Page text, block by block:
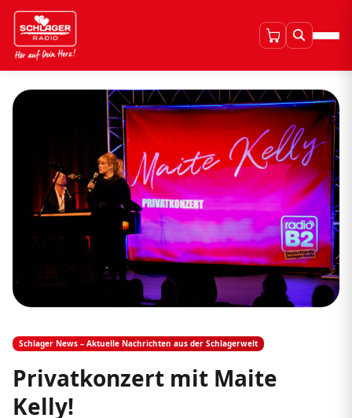
Schlager News – Aktuelle Nachrichten aus der Schlagerwelt
Privatkonzert mit Maite
Kelly!